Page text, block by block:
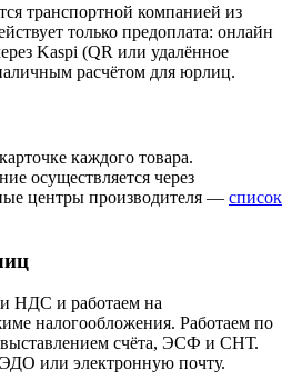
транспортной компанией из
только предоплата: онлайн
Kaspi (QR или удалённое
расчётом для юрлиц.
каждого товара.
осуществляется через
центры производителя — список
НДС и работаем на
налогообложения. Работаем по
выставлением счёта, ЭСФ и СНТ.
или электронную почту.